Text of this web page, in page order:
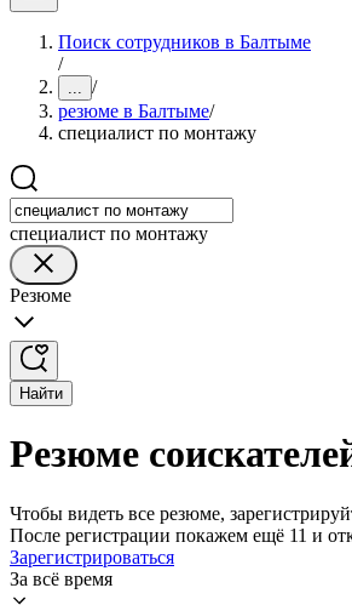
Поиск сотрудников в Балтыме
/
... /
резюме в Балтыме/
специалист по монтажу
специалист по монтажу
Резюме
Найти
Резюме
Чтобы видеть все резюме,
После регистрации покажем ещё 11 и
Зарегистрироваться
За всё время